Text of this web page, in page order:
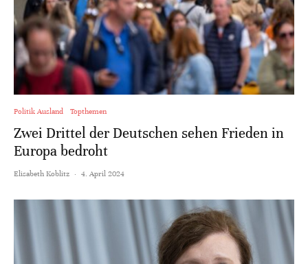
Politik Ausland Topthemen
Zwei Drittel der Deutschen sehen Frieden in
Europa bedroht
Elisabeth Koblitz · 4. April 2024